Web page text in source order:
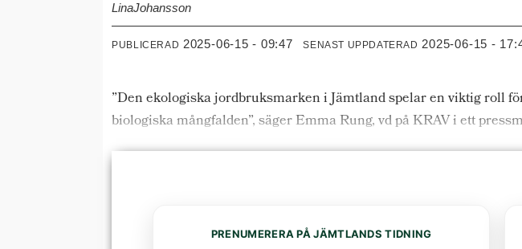
LinaJohansson
PUBLICERAD 2025-06-15 - 09:47 SENAST UPPDATERAD 2025-06-15 -
”Den ekologiska jordbruksmarken i Jämtland spelar en viktig roll
biologiska mångfalden”, säger Emma Rung, vd på KRAV i ett
PRENUMERERA PÅ JÄMTLANDS TIDNING